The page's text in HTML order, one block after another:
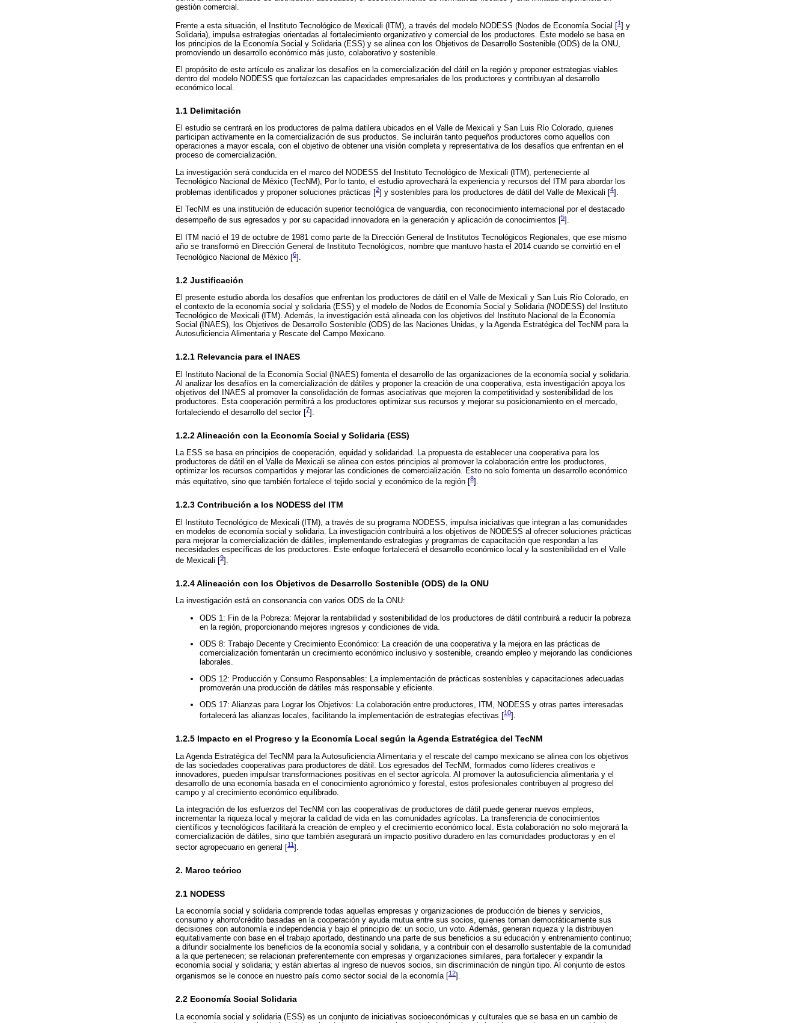
gestión comercial.
Frente a esta situación, el Instituto Tecnológico de Mexicali (ITM), a través del modelo NODESS (Nodos de Economía Social [1] y
Solidaria), impulsa estrategias orientadas al fortalecimiento organizativo y comercial de los productores. Este modelo se basa en
los principios de la Economía Social y Solidaria (ESS) y se alinea con los Objetivos de Desarrollo Sostenible (ODS) de la ONU,
promoviendo un desarrollo económico más justo, colaborativo y sostenible.
El propósito de este artículo es analizar los desafíos en la comercialización del dátil en la región y proponer estrategias viables
dentro del modelo NODESS que fortalezcan las capacidades empresariales de los productores y contribuyan al desarrollo
económico local.
1.1 Delimitación
El estudio se centrará en los productores de palma datilera ubicados en el Valle de Mexicali y San Luis Río Colorado, quienes
participan activamente en la comercialización de sus productos. Se incluirán tanto pequeños productores como aquellos con
operaciones a mayor escala, con el objetivo de obtener una visión completa y representativa de los desafíos que enfrentan en el
proceso de comercialización.
La investigación será conducida en el marco del NODESS del Instituto Tecnológico de Mexicali (ITM), perteneciente al
Tecnológico Nacional de México (TecNM), Por lo tanto, el estudio aprovechará la experiencia y recursos del ITM para abordar los
problemas identificados y proponer soluciones prácticas [2] y sostenibles para los productores de dátil del Valle de Mexicali [4].
El TecNM es una institución de educación superior tecnológica de vanguardia, con reconocimiento internacional por el destacado
desempeño de sus egresados y por su capacidad innovadora en la generación y aplicación de conocimientos [5].
El ITM nació el 19 de octubre de 1981 como parte de la Dirección General de Institutos Tecnológicos Regionales, que ese mismo
año se transformó en Dirección General de Instituto Tecnológicos, nombre que mantuvo hasta el 2014 cuando se convirtió en el
Tecnológico Nacional de México [6].
1.2 Justificación
El presente estudio aborda los desafíos que enfrentan los productores de dátil en el Valle de Mexicali y San Luis Río Colorado, en
el contexto de la economía social y solidaria (ESS) y el modelo de Nodos de Economía Social y Solidaria (NODESS) del Instituto
Tecnológico de Mexicali (ITM). Además, la investigación está alineada con los objetivos del Instituto Nacional de la Economía
Social (INAES), los Objetivos de Desarrollo Sostenible (ODS) de las Naciones Unidas, y la Agenda Estratégica del TecNM para la
Autosuficiencia Alimentaria y Rescate del Campo Mexicano.
1.2.1 Relevancia para el INAES
El Instituto Nacional de la Economía Social (INAES) fomenta el desarrollo de las organizaciones de la economía social y solidaria.
Al analizar los desafíos en la comercialización de dátiles y proponer la creación de una cooperativa, esta investigación apoya los
objetivos del INAES al promover la consolidación de formas asociativas que mejoren la competitividad y sostenibilidad de los
productores. Esta cooperación permitirá a los productores optimizar sus recursos y mejorar su posicionamiento en el mercado,
fortaleciendo el desarrollo del sector [7].
1.2.2 Alineación con la Economía Social y Solidaria (ESS)
La ESS se basa en principios de cooperación, equidad y solidaridad. La propuesta de establecer una cooperativa para los
productores de dátil en el Valle de Mexicali se alinea con estos principios al promover la colaboración entre los productores,
optimizar los recursos compartidos y mejorar las condiciones de comercialización. Esto no solo fomenta un desarrollo económico
más equitativo, sino que también fortalece el tejido social y económico de la región [8].
1.2.3 Contribución a los NODESS del ITM
El Instituto Tecnológico de Mexicali (ITM), a través de su programa NODESS, impulsa iniciativas que integran a las comunidades
en modelos de economía social y solidaria. La investigación contribuirá a los objetivos de NODESS al ofrecer soluciones prácticas
para mejorar la comercialización de dátiles, implementando estrategias y programas de capacitación que respondan a las
necesidades específicas de los productores. Este enfoque fortalecerá el desarrollo económico local y la sostenibilidad en el Valle
de Mexicali [9].
1.2.4 Alineación con los Objetivos de Desarrollo Sostenible (ODS) de la ONU
La investigación está en consonancia con varios ODS de la ONU:
ODS 1: Fin de la Pobreza: Mejorar la rentabilidad y sostenibilidad de los productores de dátil contribuirá a reducir la pobreza
en la región, proporcionando mejores ingresos y condiciones de vida.
ODS 8: Trabajo Decente y Crecimiento Económico: La creación de una cooperativa y la mejora en las prácticas de
comercialización fomentarán un crecimiento económico inclusivo y sostenible, creando empleo y mejorando las condiciones
laborales.
ODS 12: Producción y Consumo Responsables: La implementación de prácticas sostenibles y capacitaciones adecuadas
promoverán una producción de dátiles más responsable y eficiente.
ODS 17: Alianzas para Lograr los Objetivos: La colaboración entre productores, ITM, NODESS y otras partes interesadas
fortalecerá las alianzas locales, facilitando la implementación de estrategias efectivas [
10 ].
1.2.5 Impacto en el Progreso y la Economía Local según la Agenda Estratégica del TecNM
La Agenda Estratégica del TecNM para la Autosuficiencia Alimentaria y el rescate del campo mexicano se alinea con los objetivos
de las sociedades cooperativas para productores de dátil. Los egresados del TecNM, formados como líderes creativos e
innovadores, pueden impulsar transformaciones positivas en el sector agrícola. Al promover la autosuficiencia alimentaria y el
desarrollo de una economía basada en el conocimiento agronómico y forestal, estos profesionales contribuyen al progreso del
campo y al crecimiento económico equilibrado.
La integración de los esfuerzos del TecNM con las cooperativas de productores de dátil puede generar nuevos empleos,
incrementar la riqueza local y mejorar la calidad de vida en las comunidades agrícolas. La transferencia de conocimientos
científicos y tecnológicos facilitará la creación de empleo y el crecimiento económico local. Esta colaboración no solo mejorará la
comercialización de dátiles, sino que también asegurará un impacto positivo duradero en las comunidades productoras y en el
sector agropecuario en general [11 ].
2. Marco teórico
2.1 NODESS
La economía social y solidaria comprende todas aquellas empresas y organizaciones de producción de bienes y servicios,
consumo y ahorro/crédito basadas en la cooperación y ayuda mutua entre sus socios, quienes toman democráticamente sus
decisiones con autonomía e independencia y bajo el principio de: un socio, un voto. Además, generan riqueza y la distribuyen
equitativamente con base en el trabajo aportado, destinando una parte de sus beneficios a su educación y entrenamiento continuo;
a difundir socialmente los beneficios de la economía social y solidaria, y a contribuir con el desarrollo sustentable de la comunidad
a la que pertenecen; se relacionan preferentemente con empresas y organizaciones similares, para fortalecer y expandir la
economía social y solidaria; y están abiertas al ingreso de nuevos socios, sin discriminación de ningún tipo. Al conjunto de estos
organismos se le conoce en nuestro país como sector social de la economía [ 12 ].
2.2 Economía Social Solidaria
La economía social y solidaria (ESS) es un conjunto de iniciativas socioeconómicas y culturales que se basa en un cambio de